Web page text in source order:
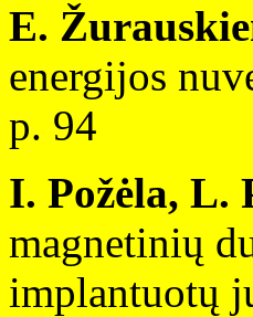
E.
energijos
p. 94
I. Požėla, L.
magnetinių
implantuotų